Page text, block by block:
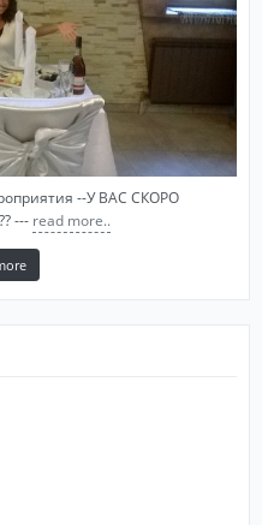
--У ВАС СКОРО
--- read more..